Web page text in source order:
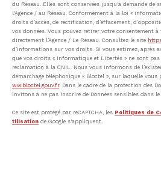
du Réseau. Elles sont conservées jusqu'à demande de
l'Agence / au Réseau. Conformément à la loi «
droits d’accès, de rectification, d’effacement,
vos données. Vous pouvez retirer votre consentement
directement l’Agence / Le Réseau. Consultez le site
d’informations sur vos droits. Si vous estimez, après
que vos droits « Informatique et Libertés » ne sont pas
réclamation à la CNIL. Nous vous informons de
démarchage téléphonique « Bloctel », sur laquelle
ww.bloctel.gouv.fr. Dans le cadre de la protection des
invitons à ne pas inscrire de Données sensibles dans
Ce site est protégé par reCAPTCHA, les Politiques de
tilisation de Google s'appliquent.